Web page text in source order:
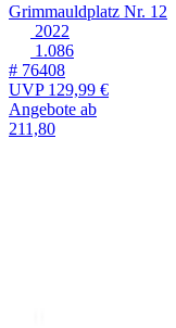
Grimmauldplatz Nr. 12
2022
1.086
# 76408
UVP129,99 €
Angebote ab
211,80